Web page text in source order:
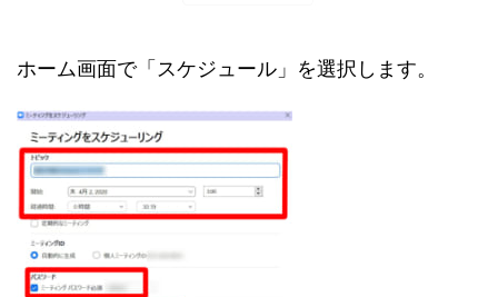
ホーム画面で「スケジュール」を選択します。